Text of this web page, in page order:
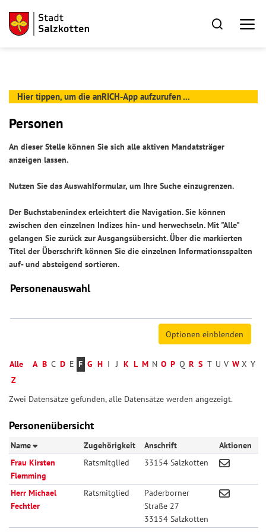
Hier tippen, um die anRICH-App aufzurufen ...
Personen
An dieser Stelle können Sie sich alle aktiven Mandatsträger
anzeigen lassen.
Nutzen Sie das Auswahlformular, um Ihre Suche einzugrenzen.
Der Buchstabenindex erleichtert die Navigation. Sie können
zwischen den einzelnen Indizes hin- und herwechseln. Mit "Alle"
gelangen Sie zurück zur Ausgangsübersicht. Über die markierten
Titel der Überschrift können Sie die einzelnen Informationsspalten
auf- und absteigend sortieren.
Personenauswahl
Alle A B C D E F G H I J K L M N O P Q R S T U V W X Y
Z
Zwei Datensätze gefunden, alle Datensätze werden angezeigt.
Personenübersicht
Name Zugehörigkeit Anschrift
Aktionen
Frau Kirsten
Flemming
Ratsmitglied 33154 Salzkotten
Herr Michael
Fechtler
Ratsmitglied
Paderborner
Straße 27
33154 Salzkotten